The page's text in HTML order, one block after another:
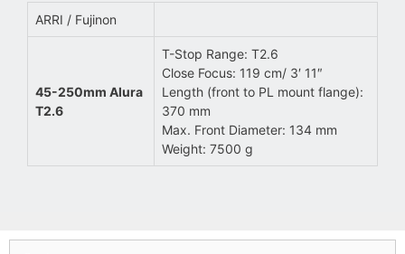
ARRI / Fujinon
45-250mm Alura
T2.6
T-Stop Range: T2.6
Close Focus: 119 cm/ 3′ 11″
Length (front to PL mount flange):
370 mm
Max. Front Diameter: 134 mm
Weight: 7500 g